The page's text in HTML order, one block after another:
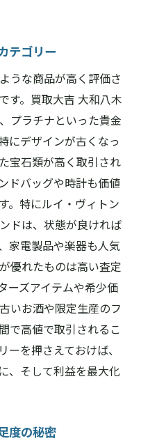
テゴリー
うな商品が高く評価さ
す。買取大吉 大和八木
プラチナといった貴金
にデザインが古くなっ
宝石類が高く取引され
ドバッグや時計も価値
。特にルイ・ヴィトン
ドは、状態が良ければ
家電製品や楽器も人気
優れたものは高い査定
ーズアイテムや希少価
いお酒や限定生産のフ
で高値で取引されるこ
ーを押さえておけば、
、そして利益を最大化
度の秘密